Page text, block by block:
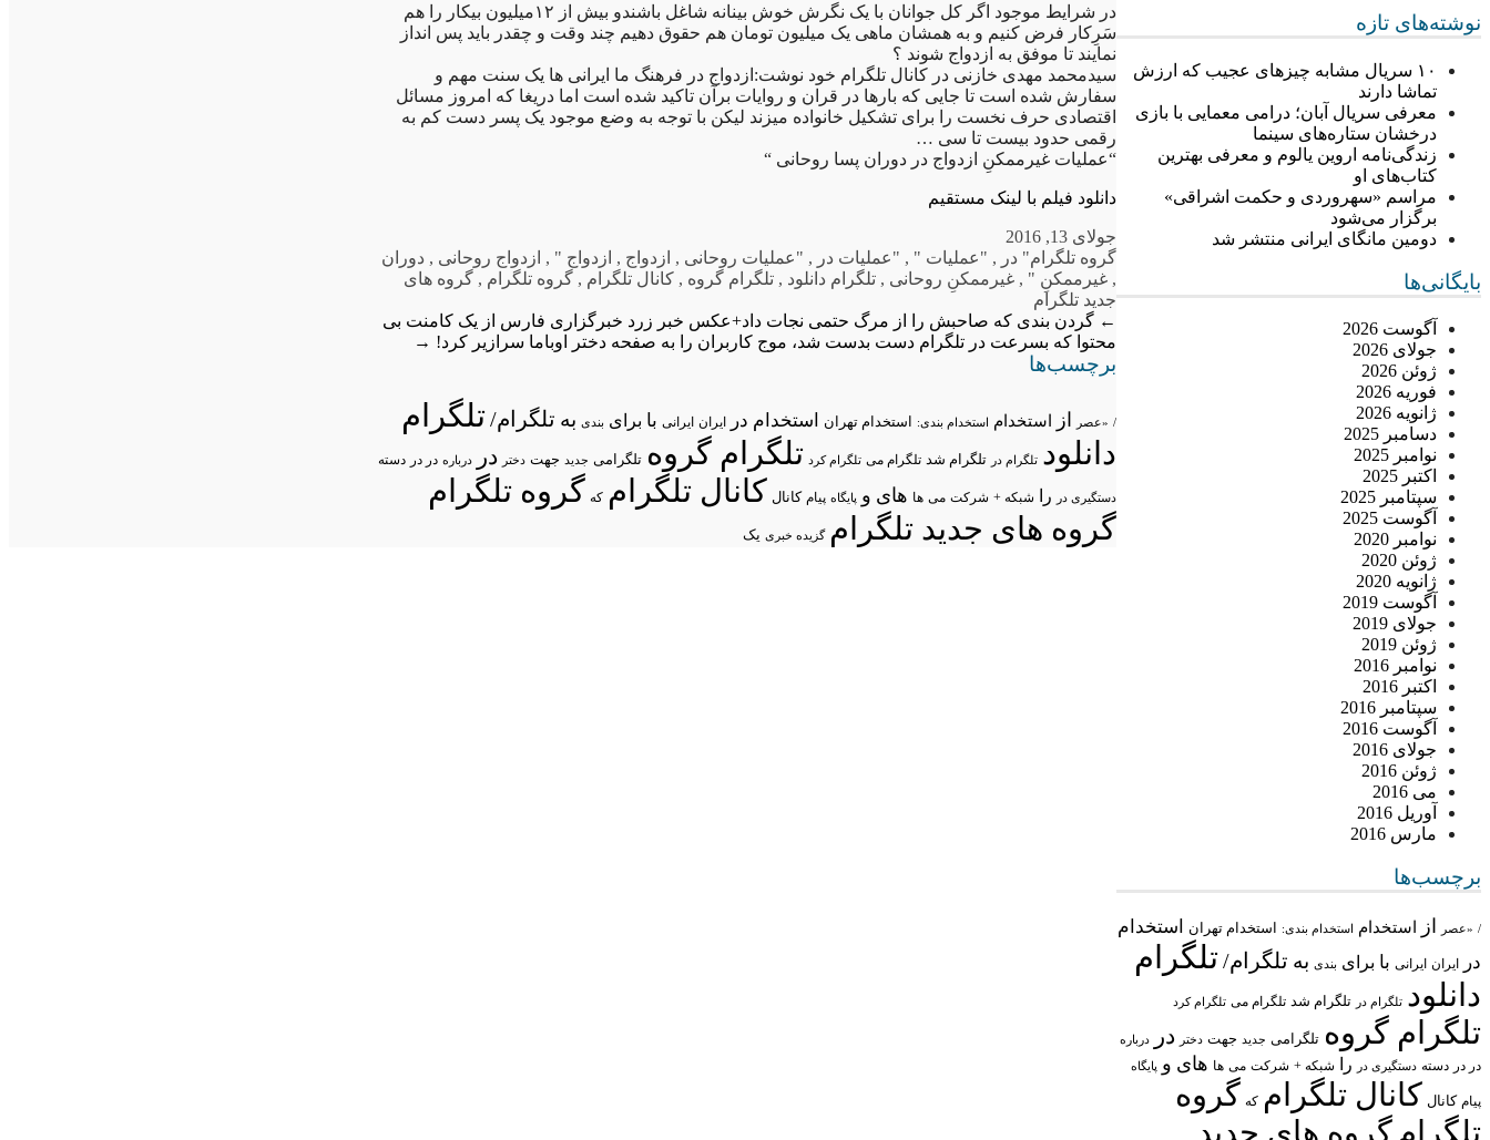
نوشته‌های تازه
۱۰ سریال مشابه چیزهای عجیب که ارزش
تماشا دارند
معرفی سریال آبان؛ درامی معمایی با بازی
درخشان ستاره‌های سینما
زندگی‌نامه اروین یالوم و معرفی بهترین
کتاب‌های او
مراسم «سهروردی و حکمت اشراقی»
برگزار می‌شود
دومین مانگای ایرانی منتشر شد
بایگانی‌ها
آگوست 2026
جولای 2026
ژوئن 2026
فوریه 2026
ژانویه 2026
دسامبر 2025
نوامبر 2025
اکتبر 2025
سپتامبر 2025
آگوست 2025
نوامبر 2020
ژوئن 2020
ژانویه 2020
آگوست 2019
جولای 2019
ژوئن 2019
نوامبر 2016
اکتبر 2016
سپتامبر 2016
آگوست 2016
جولای 2016
ژوئن 2016
می 2016
آوریل 2016
مارس 2016
برچسب‌ها
/ «عصر از استخدام استخدام بندی: استخدام تهران
استخدام
در
ایران ایرانی با برای بندی به تلگرام/ تلگرام
دانلود تلگرام در تلگرام شد تلگرام می تلگرام کرد
تلگرام گروه تلگرامی جدید جهت دختر در درباره
در در دسته دستگیری در را شبکه + شرکت می ها های و پایگاه
پیام کانال کانال تلگرام که گروه
تلگرام گروه های جدید
در شرایط موجود اگر کل جوانان با یک نگرش خوش بینانه شاغل باشندو بیش از ۱۲میلیون بیکار را هم
سَرِکار فرض کنیم و به همشان ماهی یک میلیون تومان هم حقوق دهیم چند وقت و چقدر باید پس انداز
نمایند تا موفق به ازدواج شوند ؟
سیدمحمد مهدی خازنی در کانال تلگرام خود نوشت:ازدواج در فرهنگ ما ایرانی ها یک سنت مهم و
سفارش شده است تا جایی که بارها در قران و روایات برآن تاکید شده است اما دریغا که امروز مسائل
اقتصادی حرف نخست را برای تشکیل خانواده میزند لیکن با توجه به وضع موجود یک پسر دست کم به
رقمی حدود بیست تا سی …
“عملیات غیرممکنِ ازدواج در دوران پسا روحانی “
دانلود فیلم با لینک مستقیم
جولای 13, 2016
گروه تلگرام" در , "عملیات " , "عملیات در , "عملیات روحانی , ازدواج , ازدواج " , ازدواج روحانی , دوران
, غیرممکنِ " , غیرممکنِ روحانی , تلگرام دانلود , تلگرام گروه , کانال تلگرام , گروه تلگرام , گروه های
جدید تلگرام
← گردن بندی که صاحبش را از مرگ حتمی نجات داد+عکس خبر زرد خبرگزاری فارس از یک کامنت بی
محتوا که بسرعت در تلگرام دست بدست شد، موج کاربران را به صفحه دختر اوباما سرازیر کرد! →
برچسب‌ها
/ «عصر از استخدام استخدام بندی: استخدام تهران استخدام در ایران ایرانی با برای بندی به تلگرام/ تلگرام
دانلود تلگرام در تلگرام شد تلگرام می تلگرام کرد تلگرام گروه تلگرامی جدید جهت دختر در درباره در در دسته
دستگیری در را شبکه + شرکت می ها های و پایگاه پیام کانال کانال تلگرام که گروه تلگرام
گروه های جدید تلگرام گزیده خبری یک